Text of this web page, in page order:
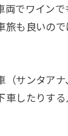
両でワイン
旅も良いので
サンタアナ
車したりす